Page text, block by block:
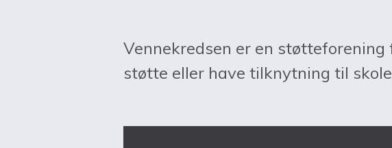
Vennekredsen er en støtteforening
støtte eller have tilknytning til